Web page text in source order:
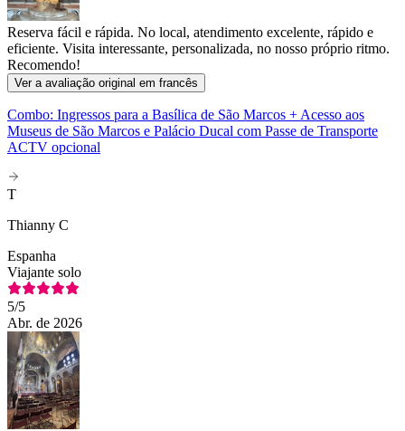
Reserva fácil e rápida. No local, atendimento excelente, rápido e
eficiente. Visita interessante, personalizada, no nosso próprio ritmo.
Recomendo!
Ver a avaliação original em francês
Combo: Ingressos para a Basílica de São Marcos + Acesso aos
Museus de São Marcos e Palácio Ducal com Passe de Transporte
ACTV opcional
T
Thianny C
Espanha
Viajante solo
5/5
Abr. de 2026